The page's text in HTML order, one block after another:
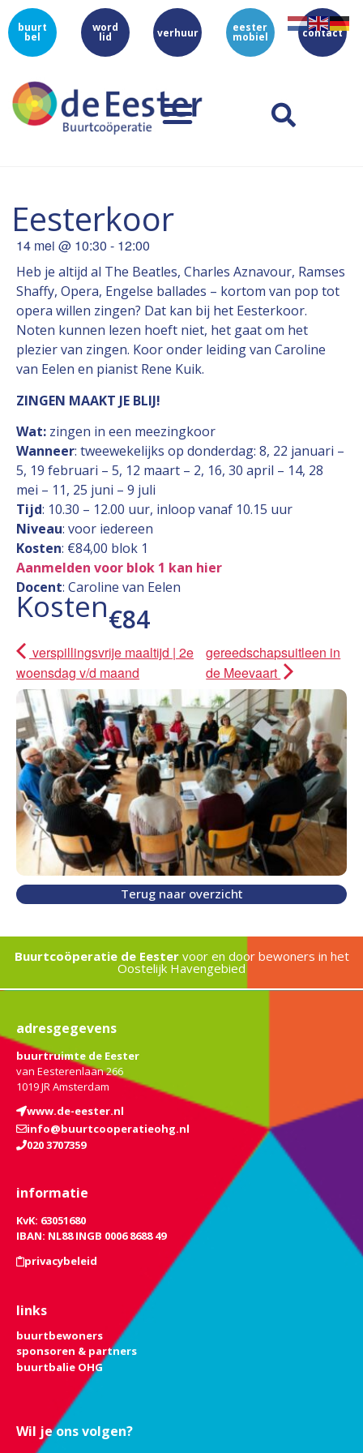
buurt
bel
word
lid verhuur eester
mobiel contact
Terug naar overzicht
Eesterkoor
14 mei @ 10:30 - 12:00
Heb je altijd al The Beatles, Charles Aznavour, Ramses
Shaffy, Opera, Engelse ballades – kortom van pop tot
opera willen zingen? Dat kan bij het Eesterkoor.
Noten kunnen lezen hoeft niet, het gaat om het
plezier van zingen. Koor onder leiding van Caroline
van Eelen en pianist Rene Kuik.
ZINGEN MAAKT JE BLIJ!
Wat: zingen in een meezingkoor
Wanneer: tweewekelijks op donderdag: 8, 22 januari –
5, 19 februari – 5, 12 maart – 2, 16, 30 april – 14, 28
mei – 11, 25 juni – 9 juli
Tijd: 10.30 – 12.00 uur, inloop vanaf 10.15 uur
Niveau: voor iedereen
Kosten: €84,00 blok 1
Aanmelden voor blok 1 kan hier
Docent: Caroline van Eelen
Kosten€84
verspillingsvrije maaltijd | 2e
woensdag v/d maand
gereedschapsuitleen in
de Meevaart
Buurtcoöperatie de Eestervoor en door bewoners in het
Oostelijk Havengebied
adresgegevens
buurtruimte de Eester
van Eesterenlaan 266
1019 JR Amsterdam
www.de-eester.nl
info@buurtcooperatieohg.nl
020 3707359
informatie
KvK: 63051680
IBAN: NL88 INGB 0006 8688 49
privacybeleid
links
buurtbewoners
sponsoren & partners
buurtbalie OHG
Wil je ons volgen?